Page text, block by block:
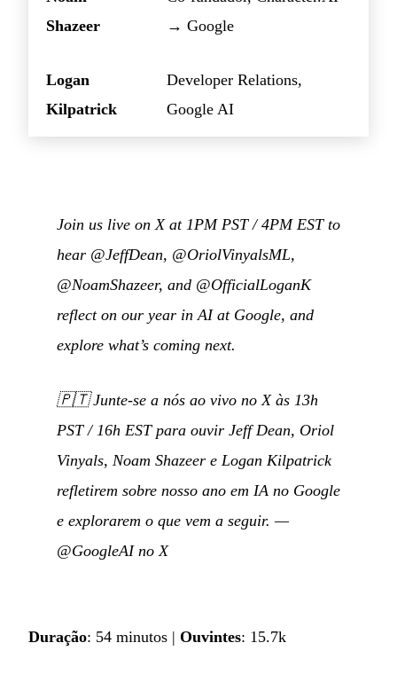
Shazeer
→ Google
Logan
Kilpatrick
Developer Relations,
Google AI
Join us live on X at 1PM PST / 4PM EST to
hear @JeffDean, @OriolVinyalsML,
@NoamShazeer, and @OfficialLoganK
reflect on our year in AI at Google, and
explore what’s coming next.
🇵🇹Junte-se a nós ao vivo no X às 13h
PST / 16h EST para ouvir Jeff Dean, Oriol
Vinyals, Noam Shazeer e Logan Kilpatrick
refletirem sobre nosso ano em IA no Google
e explorarem o que vem a seguir. —
@GoogleAI no X
Duração: 54 minutos | Ouvintes: 15.7k